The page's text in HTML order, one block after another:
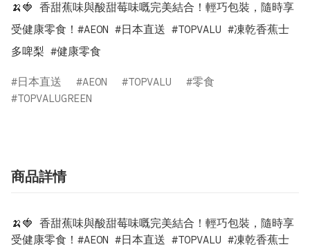
🍌🍓 香甜蕉味與酸甜莓味嘅完美結合！輕巧包裝，隨時享
受健康零食！#AEON #日本直送 #TOPVALU #凍乾香蕉士
多啤梨 #健康零食
日本直送 AEON TOPVALU
零食
TOPVALUGREEN
商品詳情
🍌🍓 香甜蕉味與酸甜莓味嘅完美結合！輕巧包裝，隨時享
受健康零食！#AEON #日本直送 #TOPVALU #凍乾香蕉士